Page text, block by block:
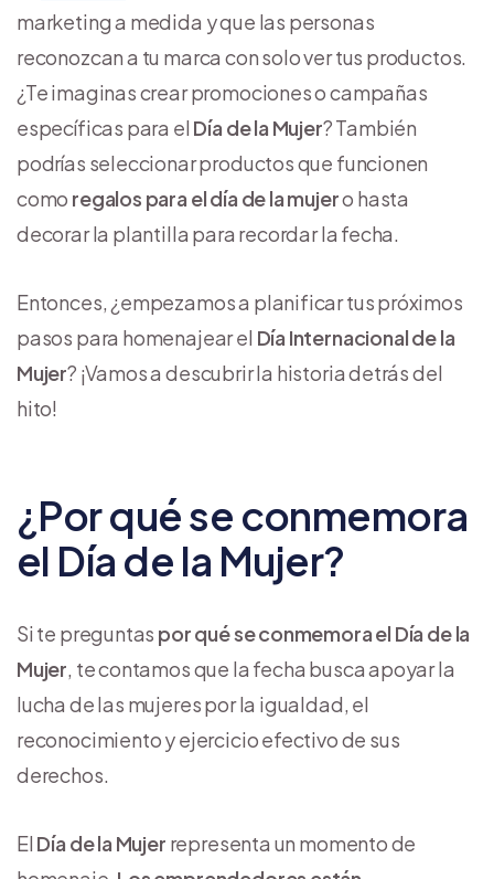
marketing a medida y que las personas
reconozcan a tu marca con solo ver tus productos.
¿Te imaginas crear promociones o campañas
específicas para el Día de la Mujer? También
podrías seleccionar productos que funcionen
como regalos para el día de la mujero hasta
decorar la plantilla para recordar la fecha.
Entonces, ¿empezamos a planificar tus próximos
pasos para homenajear el Día Internacional de la
Mujer? ¡Vamos a descubrir la historia detrás del
hito!
¿Por qué se conmemora
el Día de la Mujer?
Si te preguntas por qué se conmemora el Día de la
Mujer, te contamos que la fecha busca apoyar la
lucha de las mujeres por la igualdad, el
reconocimiento y ejercicio efectivo de sus
derechos.
El Día de la Mujer representa un momento de